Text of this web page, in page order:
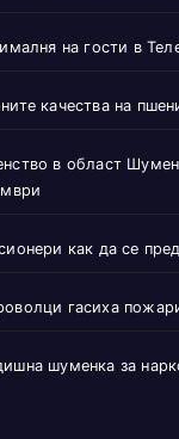
на гости в
качества на
в област
как да се
гасиха
шуменка за